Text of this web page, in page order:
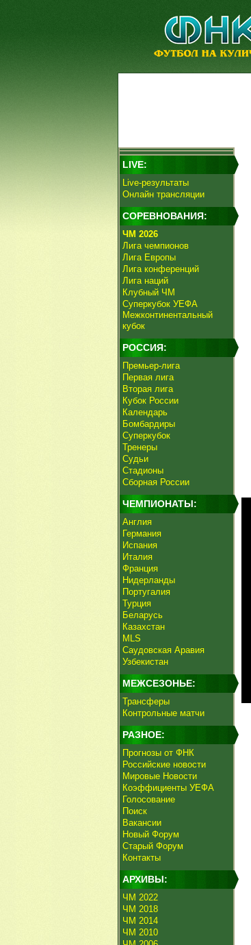
LIVE:
Live-результаты
Онлайн трансляции
СОРЕВНОВАНИЯ:
ЧМ 2026
Лига чемпионов
Лига Европы
Лига конференций
Лига наций
Клубный ЧМ
Суперкубок УЕФА
Межконтинентальный
кубок
РОССИЯ:
Премьер-лига
Первая лига
Вторая лига
Кубок России
Календарь
Бомбардиры
Суперкубок
Тренеры
Судьи
Стадионы
Сборная России
ЧЕМПИОНАТЫ:
Англия
Германия
Испания
Италия
Франция
Нидерланды
Португалия
Турция
Беларусь
Казахстан
MLS
Саудовская Аравия
Узбекистан
МЕЖСЕЗОНЬЕ:
Трансферы
Контрольные матчи
РАЗНОЕ:
Прогнозы от ФНК
Российские новости
Мировые Новости
Коэффициенты УЕФА
Голосование
Поиск
Вакансии
Новый Форум
Старый Форум
Контакты
АРХИВЫ:
ЧМ 2022
ЧМ 2018
ЧМ 2014
ЧМ 2010